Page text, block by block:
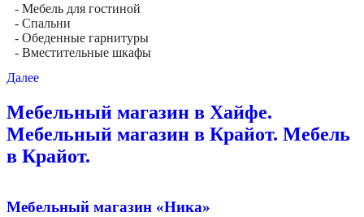
- Мебель для гостиной
- Спальни
- Обеденные гарнитуры
- Вместительные шкафы
Далее
Мебельный магазин в Хайфе.
Мебельный магазин в Крайот. Мебель
в Крайот.
Мебельный магазин «Ника»